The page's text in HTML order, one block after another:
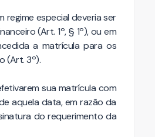
regime especial deveria ser
(Art. 1º, § 1º), ou em
a matrícula para os
(Art. 3º).
sua matrícula com
aquela data, em razão da
do requerimento da